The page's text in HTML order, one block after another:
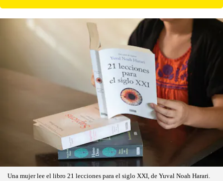
Una mujer lee el libro 21 lecciones para el siglo XXI, de Yuval Noah Harari.